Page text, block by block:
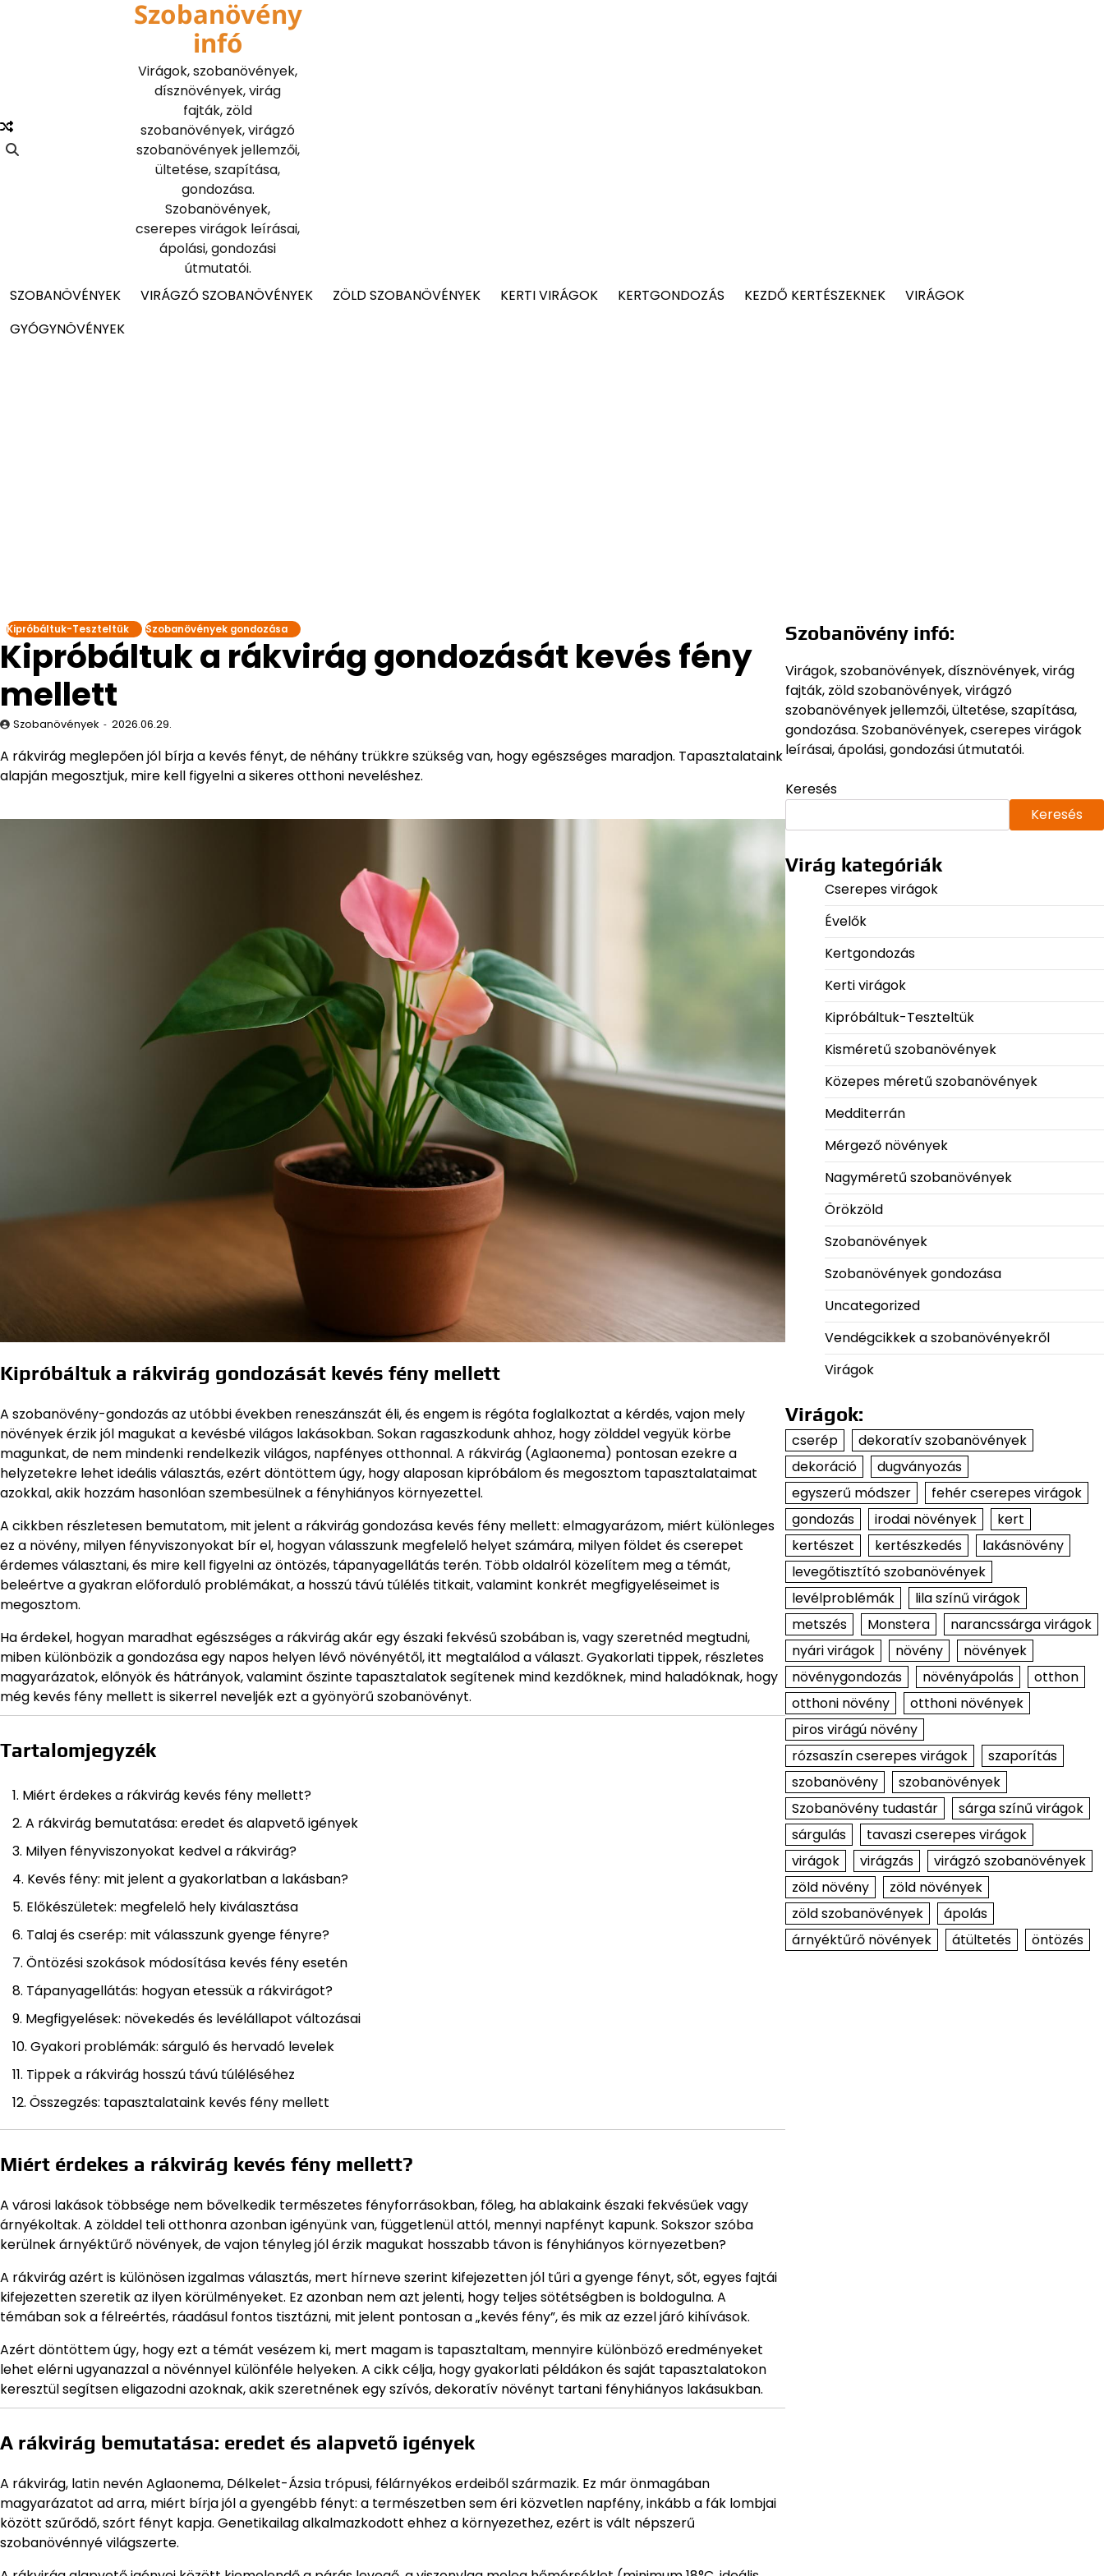
Szobanövény
infó
Virágok, szobanövények,
dísznövények, virág
fajták, zöld
szobanövények, virágzó
szobanövények jellemzői,
ültetése, szapítása,
gondozása.
Szobanövények,
cserepes virágok leírásai,
ápolási, gondozási
útmutatói.
SZOBANÖVÉNYEK
VIRÁGZÓ SZOBANÖVÉNYEK ZÖLD SZOBANÖVÉNYEK KERTI VIRÁGOK KERTGONDOZÁS KEZDŐ KERTÉSZEKNEK
VIRÁGOK
GYÓGYNÖVÉNYEK
Kipróbáltuk-Teszteltük Szobanövények gondozása
Kipróbáltuk a rákvirág gondozását kevés fény
mellett
Szobanövények 2026.06.29.
A rákvirág meglepően jól bírja a kevés fényt, de néhány trükkre szükség van, hogy egészséges maradjon. Tapasztalataink
alapján megosztjuk, mire kell figyelni a sikeres otthoni neveléshez.
Kipróbáltuk a rákvirág gondozását kevés fény mellett
A szobanövény-gondozás az utóbbi években reneszánszát éli, és engem is régóta foglalkoztat a kérdés, vajon mely
növények érzik jól magukat a kevésbé világos lakásokban. Sokan ragaszkodunk ahhoz, hogy zölddel vegyük körbe
magunkat, de nem mindenki rendelkezik világos, napfényes otthonnal. A rákvirág (Aglaonema) pontosan ezekre a
helyzetekre lehet ideális választás, ezért döntöttem úgy, hogy alaposan kipróbálom és megosztom tapasztalataimat
azokkal, akik hozzám hasonlóan szembesülnek a fényhiányos környezettel.
A cikkben részletesen bemutatom, mit jelent a rákvirág gondozása kevés fény mellett: elmagyarázom, miért különleges
ez a növény, milyen fényviszonyokat bír el, hogyan válasszunk megfelelő helyet számára, milyen földet és cserepet
érdemes választani, és mire kell figyelni az öntözés, tápanyagellátás terén. Több oldalról közelítem meg a témát,
beleértve a gyakran előforduló problémákat, a hosszú távú túlélés titkait, valamint konkrét megfigyeléseimet is
megosztom.
Ha érdekel, hogyan maradhat egészséges a rákvirág akár egy északi fekvésű szobában is, vagy szeretnéd megtudni,
miben különbözik a gondozása egy napos helyen lévő növényétől, itt megtalálod a választ. Gyakorlati tippek, részletes
magyarázatok, előnyök és hátrányok, valamint őszinte tapasztalatok segítenek mind kezdőknek, mind haladóknak, hogy
még kevés fény mellett is sikerrel neveljék ezt a gyönyörű szobanövényt.
Tartalomjegyzék
Miért érdekes a rákvirág kevés fény mellett?
A rákvirág bemutatása: eredet és alapvető igények
Milyen fényviszonyokat kedvel a rákvirág?
Kevés fény: mit jelent a gyakorlatban a lakásban?
Előkészületek: megfelelő hely kiválasztása
Talaj és cserép: mit válasszunk gyenge fényre?
Öntözési szokások módosítása kevés fény esetén
Tápanyagellátás: hogyan etessük a rákvirágot?
Megfigyelések: növekedés és levélállapot változásai
Gyakori problémák: sárguló és hervadó levelek
Tippek a rákvirág hosszú távú túléléséhez
Összegzés: tapasztalataink kevés fény mellett
Miért érdekes a rákvirág kevés fény mellett?
A városi lakások többsége nem bővelkedik természetes fényforrásokban, főleg, ha ablakaink északi fekvésűek vagy
árnyékoltak. A zölddel teli otthonra azonban igényünk van, függetlenül attól, mennyi napfényt kapunk. Sokszor szóba
kerülnek árnyéktűrő növények, de vajon tényleg jól érzik magukat hosszabb távon is fényhiányos környezetben?
A rákvirág azért is különösen izgalmas választás, mert hírneve szerint kifejezetten jól tűri a gyenge fényt, sőt, egyes fajtái
kifejezetten szeretik az ilyen körülményeket. Ez azonban nem azt jelenti, hogy teljes sötétségben is boldogulna. A
témában sok a félreértés, ráadásul fontos tisztázni, mit jelent pontosan a „kevés fény”, és mik az ezzel járó kihívások.
Azért döntöttem úgy, hogy ezt a témát vesézem ki, mert magam is tapasztaltam, mennyire különböző eredményeket
lehet elérni ugyanazzal a növénnyel különféle helyeken. A cikk célja, hogy gyakorlati példákon és saját tapasztalatokon
keresztül segítsen eligazodni azoknak, akik szeretnének egy szívós, dekoratív növényt tartani fényhiányos lakásukban.
A rákvirág bemutatása: eredet és alapvető igények
A rákvirág, latin nevén Aglaonema, Délkelet-Ázsia trópusi, félárnyékos erdeiből származik. Ez már önmagában
magyarázatot ad arra, miért bírja jól a gyengébb fényt: a természetben sem éri közvetlen napfény, inkább a fák lombjai
között szűrődő, szórt fényt kapja. Genetikailag alkalmazkodott ehhez a környezethez, ezért is vált népszerű
szobanövénnyé világszerte.
Szobanövény infó:
Virágok, szobanövények, dísznövények, virág
fajták, zöld szobanövények, virágzó
szobanövények jellemzői, ültetése, szapítása,
gondozása. Szobanövények, cserepes virágok
leírásai, ápolási, gondozási útmutatói.
Keresés
Keresés
Virág kategóriák
Cserepes virágok
Évelők
Kertgondozás
Kerti virágok
Kipróbáltuk-Teszteltük
Kisméretű szobanövények
Közepes méretű szobanövények
Medditerrán
Mérgező növények
Nagyméretű szobanövények
Örökzöld
Szobanövények
Szobanövények gondozása
Uncategorized
Vendégcikkek a szobanövényekről
Virágok
Virágok:
cserép
dekoratív szobanövények
dekoráció
dugványozás
egyszerű módszer
fehér cserepes virágok
gondozás
irodai növények
kert
kertészet
kertészkedés
lakásnövény
levegőtisztító szobanövények
levélproblémák
lila színű virágok
metszés
Monstera
narancssárga virágok
nyári virágok
növény
növények
növénygondozás
növényápolás
otthon
otthoni növény
otthoni növények
piros virágú növény
rózsaszín cserepes virágok
szaporítás
szobanövény
szobanövények
Szobanövény tudastár
sárga színű virágok
sárgulás
tavaszi cserepes virágok
virágok
virágzás
virágzó szobanövények
zöld növény
zöld növények
zöld szobanövények
ápolás
árnyéktűrő növények
átültetés öntözés